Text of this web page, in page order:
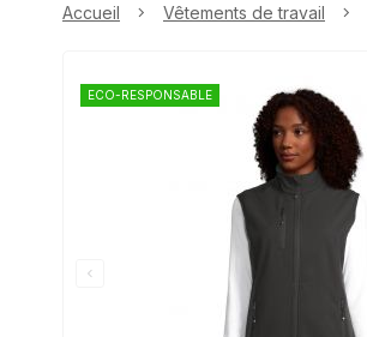
Accueil Vêtements de travail
ECO-RESPONSABLE